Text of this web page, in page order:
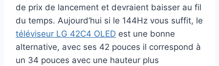
de prix de lancement et devraient baisser au fil
du temps. Aujourd’hui si le 144Hz vous suffit, le
téléviseur LG 42C4 OLED est une bonne
alternative, avec ses 42 pouces il correspond à
un 34 pouces avec une hauteur plus